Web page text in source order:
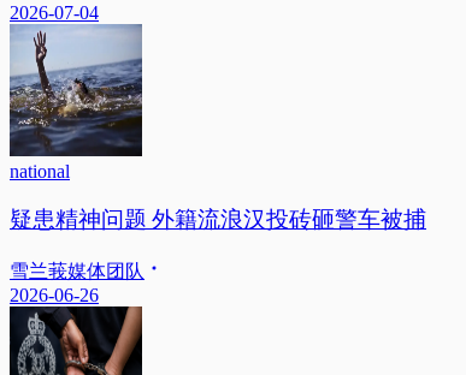
2026-07-04
national
疑患精神问题 外籍流浪汉投砖砸警车被捕
雪兰莪媒体团队
2026-06-26